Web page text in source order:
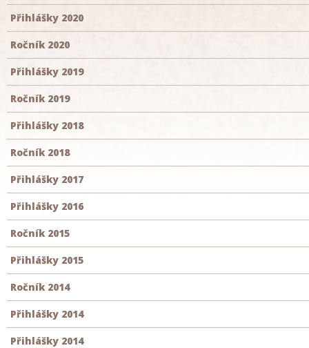
Přihlášky 2020
Ročník 2020
Přihlášky 2019
Ročník 2019
Přihlášky 2018
Ročník 2018
Přihlášky 2017
Přihlášky 2016
Ročník 2015
Přihlášky 2015
Ročník 2014
Přihlášky 2014
Přihlášky 2014